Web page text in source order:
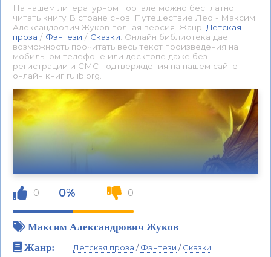
На нашем литературном портале можно бесплатно
читать книгу В стране снов. Путешествие Лео - Максим
Александрович Жуков полная версия. Жанр: Детская
проза / Фэнтези / Сказки . Онлайн библиотека дает
возможность прочитать весь текст произведения на
мобильном телефоне или десктопе даже без
регистрации и СМС подтверждения на нашем сайте
онлайн книг rulib.org.
0 0% 0
Максим Александрович Жуков
Жанр:
Детская проза /Фэнтези /Сказки